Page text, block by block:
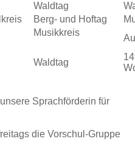
Waldtag
Berg- und Hoftag
Musikkreis
Waldtag
Sprachförderin für
die Vorschul-Gruppe